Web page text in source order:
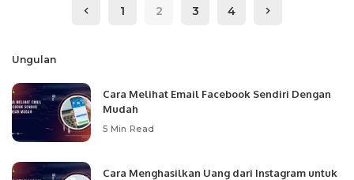
1 2 3 4
Ungulan
Cara Melihat Email Facebook Sendiri Dengan
Mudah
5 Min Read
Cara Menghasilkan Uang dari Instagram untuk